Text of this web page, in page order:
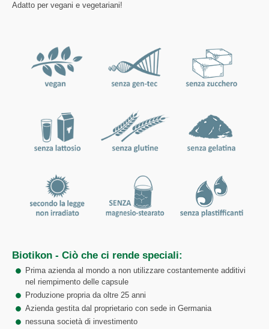
Adatto per vegani e vegetariani!
Biotikon - Ciò che ci rende speciali:
Prima azienda al mondo a non utilizzare costantemente additivi
nel riempimento delle capsule
Produzione propria da oltre 25 anni
Azienda gestita dal proprietario con sede in Germania
nessuna società di investimento